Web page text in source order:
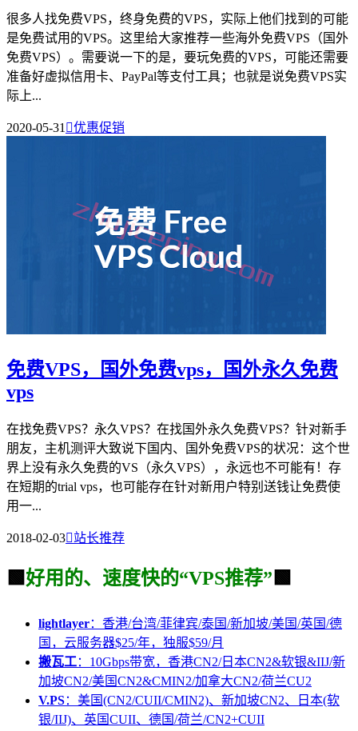
很多人找免费VPS，终身免费的VPS，实际上他们找到的可能
是免费试用的VPS。这里给大家推荐一些海外免费VPS（国外
免费VPS）。需要说一下的是，要玩免费的VPS，可能还需要
准备好虚拟信用卡、PayPal等支付工具；也就是说免费VPS实
际上...
2020-05-31 优惠促销
免费VPS，国外免费vps，国外永久免费
vps
在找免费VPS？永久VPS？在找国外永久免费VPS？针对新手
朋友，主机测评大致说下国内、国外免费VPS的状况：这个世
界上没有永久免费的VS（永久VPS），永远也不可能有！存
在短期的trial vps，也可能存在针对新用户特别送钱让免费使
用一...
2018-02-03站长推荐
🟩 好用的、速度快的“VPS推荐” 🟩
lightlayer：香港/台湾/菲律宾/泰国/新加坡/美国/英国/德
国，云服务器$25/年，独服$59/月
搬瓦工：10Gbps带宽，香港CN2/日本CN2&软银&IIJ/新
加坡CN2/美国CN2&CMIN2/加拿大CN2/荷兰CU2
V.PS：美国(CN2/CUII/CMIN2)、新加坡CN2、日本(软
银/IIJ)、英国CUII、德国/荷兰/CN2+CUII